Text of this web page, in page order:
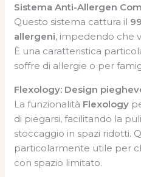
Sistema Anti-Allergen
Questo sistema cattura il
allergeni, impedendo che
È una caratteristica
soffre di allergie o per
Flexology: Design
La funzionalità Flexology
di piegarsi, facilitando la
stoccaggio in spazi ridotti.
particolarmente utile per
con spazio limitato.